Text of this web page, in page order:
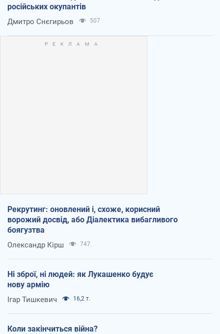
російських окупантів
Дмитро Снєгирьов 507
Рекрутинг: оновлений і, схоже, корисний
ворожий досвід, або Діалектика вибагливого
боягузтва
Олександр Кірш 747
Ні зброї, ні людей: як Лукашенко будує
нову армію
Ігар Тишкевич 16,2 т.
Коли закінчиться війна?